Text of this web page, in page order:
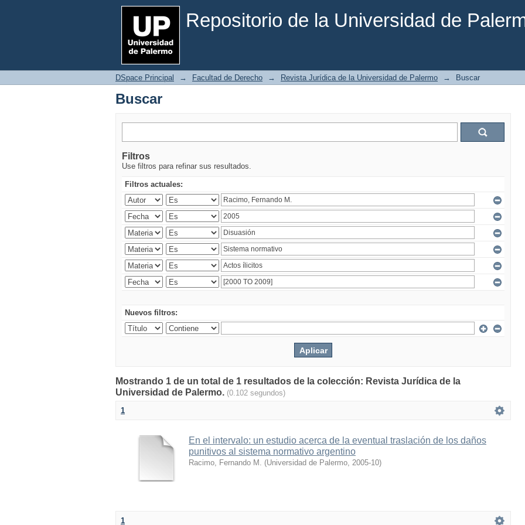
Repositorio de la Universidad de
Buscar
DSpace Principal → Facultad de Derecho → Revista Jurídica de la Universidad de Palermo → Buscar
Buscar
Filtros
Use filtros para refinar sus resultados.
Filtros actuales:
Nuevos filtros:
Mostrando 1 de un total de 1 resultados de la colección: Revista Jurídica de la
Universidad de Palermo. (0.102 segundos)
1
En el intervalo: un estudio acerca de la eventual traslación de los daños
punitivos al sistema normativo argentino
Racimo, Fernando M. (Universidad de Palermo, 2005-10)
1